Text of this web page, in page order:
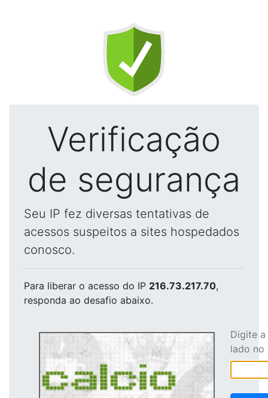
Verificação
de segurança
Seu IP fez diversas tentativas de
acessos suspeitos a sites hospedados
conosco.
Para liberar o acesso do IP 216.73.217.70,
responda ao desafio abaixo.
Digite
lado no